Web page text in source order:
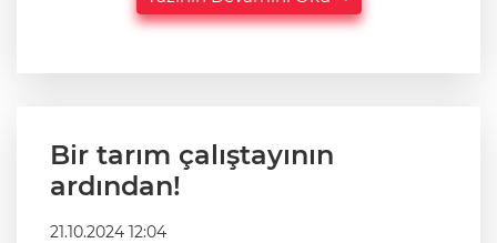
Bir tarım çalıştayının
ardından!
21.10.2024 12:04